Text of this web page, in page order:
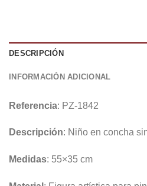
DESCRIPCIÓN
INFORMACIÓN ADICIONAL
Referencia: PZ-1842
Descripción: Niño en concha
Medidas: 55×35 cm